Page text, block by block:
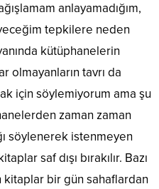
anlayamadığım,
tepkilere neden
kütüphanelerin
olmayanların tavrı da
için söylemiyorum ama şu
zaman zaman
söylenerek istenmeyen
saf dışı bırakılır. Bazı
bir gün sahaflardan